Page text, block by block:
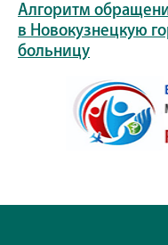
Алгоритм
в Новокузнецкую
больницу